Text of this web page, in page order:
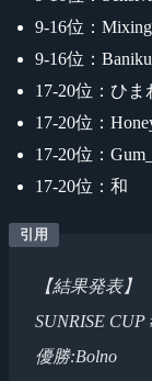
9-16位：
9-16位：Baniku
17-20位：ひま
17-20位：
17-20位：
17-20位：和
【結果発表】
SUNRISE CUP
優勝:Bolno